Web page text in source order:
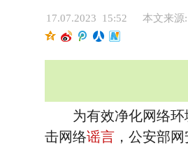
17.07.2023 15:52 本文来源:
为有效净化网络环
击网络谣言 ，公安部